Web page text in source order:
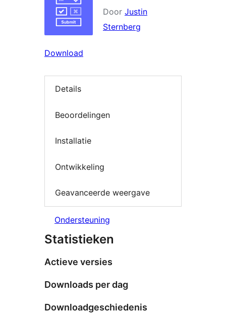
Door Justin
Sternberg
Download
Details
Beoordelingen
Installatie
Ontwikkeling
Geavanceerde weergave
Ondersteuning
Statistieken
Actieve versies
Downloads per dag
Downloadgeschiedenis